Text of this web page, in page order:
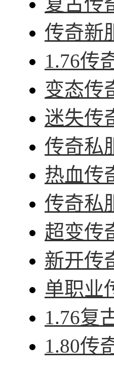
传奇新
1.76传
变态传
迷失传
传奇私
热血传
传奇私
超变传
新开传
单职业
1.76复
1.80传